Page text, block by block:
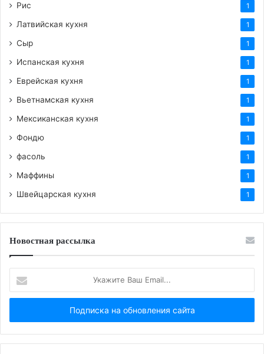
Рис 1
Латвийская кухня 1
Сыр 1
Испанская кухня 1
Еврейская кухня 1
Вьетнамская кухня 1
Мексиканская кухня 1
Фондю 1
фасоль 1
Маффины 1
Швейцарская кухня 1
Новостная рассылка
Ваш
Email...